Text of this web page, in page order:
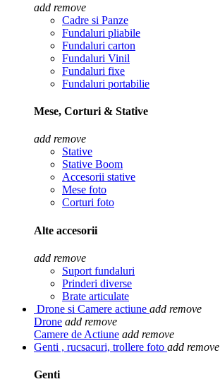
add remove
Cadre si Panze
Fundaluri pliabile
Fundaluri carton
Fundaluri Vinil
Fundaluri fixe
Fundaluri portabilie
Mese, Corturi & Stative
add remove
Stative
Stative Boom
Accesorii stative
Mese foto
Corturi foto
Alte accesorii
add remove
Suport fundaluri
Prinderi diverse
Brate articulate
Drone si Camere actiune add remove
Drone add remove
Camere de Actiune add remove
Genti , rucsacuri, trollere foto add remove
Genti